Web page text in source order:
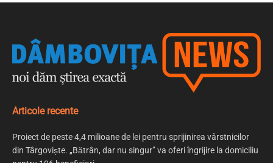
Articole recente
Proiect de peste 4,4 milioane de lei pentru sprijinirea vârstnicilor
din Târgoviște. „Bătrân, dar nu singur” va oferi îngrijire la domiciliu